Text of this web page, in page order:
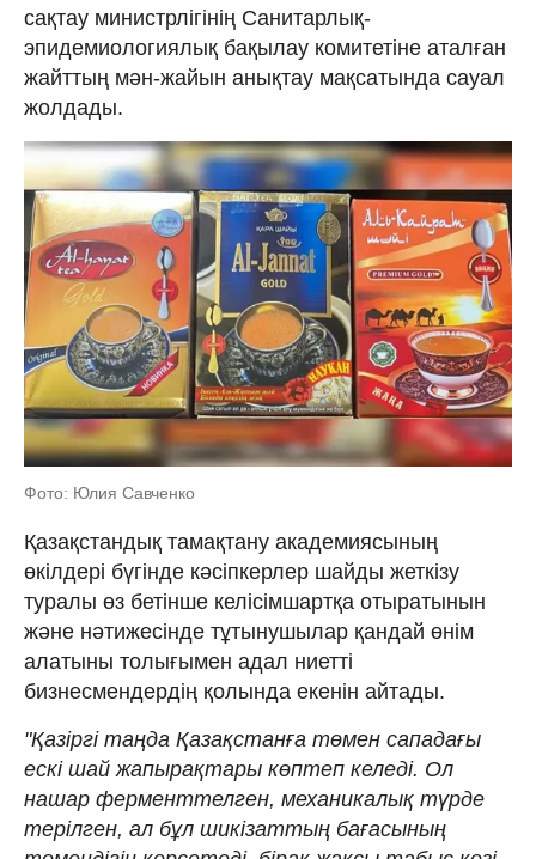
сақтау министрлігінің Санитарлық-
эпидемиологиялық бақылау комитетіне аталған
жайттың мән-жайын анықтау мақсатында сауал
жолдады.
Фото: Юлия Савченко
Қазақстандық тамақтану академиясының
өкілдері бүгінде кәсіпкерлер шайды жеткізу
туралы өз бетінше келісімшартқа отыратынын
және нәтижесінде тұтынушылар қандай өнім
алатыны толығымен адал ниетті
бизнесмендердің қолында екенін айтады.
"Қазіргі таңда Қазақстанға төмен сападағы
ескі шай жапырақтары көптеп келеді. Ол
нашар ферменттелген, механикалық түрде
терілген, ал бұл шикізаттың бағасының